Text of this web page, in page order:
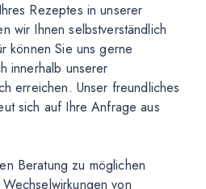
Rezeptes in unserer
wir Ihnen selbstverständlich
können Sie uns gerne
innerhalb unserer
erreichen. Unser freundliches
sich auf Ihre Anfrage aus
Beratung zu möglichen
von